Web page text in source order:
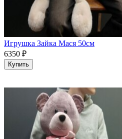
Игрушка Зайка Мася 50см
6350 ₽
Купить